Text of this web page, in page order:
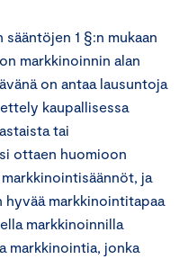
1 §:n mukaan
markkinoinnin alan
on antaa lausuntoja
kaupallisessa
tai
ottaen huomioon
ja
markkinointitapaa
markkinoinnilla
markkinointia, jonka